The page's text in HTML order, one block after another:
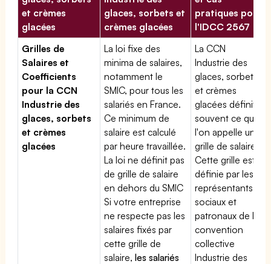
et crèmes
glacées
glaces, sorbets et
crèmes glacées
pratiques pour
l'IDCC 2567
Grilles de
Salaires et
Coefficients
pour la CCN
Industrie des
glaces, sorbets
et crèmes
glacées
La loi fixe des
minima de salaires,
notamment le
SMIC, pour tous les
salariés en France.
Ce minimum de
salaire est calculé
par heure travaillée.
La loi ne définit pas
de grille de salaire
en dehors du SMIC
Si votre entreprise
ne respecte pas les
salaires fixés par
cette grille de
salaire,les salariés
La CCN
Industrie des
glaces, sorbets
et crèmes
glacées définit
souvent ce que
l'on appelle une
grille de salaires.
Cette grille est
définie par les
représentants
sociaux et
patronaux de la
convention
collective
Industrie des